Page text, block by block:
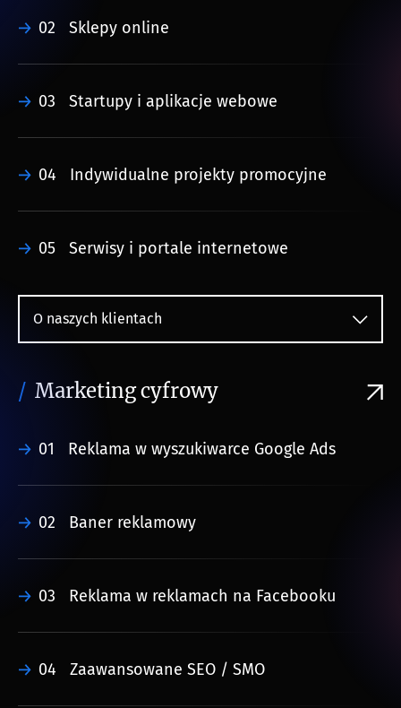
02 Sklepy online
03 Startupy i aplikacje webowe
04 Indywidualne projekty promocyjne
05 Serwisy i portale internetowe
O naszych klientach
Marketing cyfrowy
01 Reklama w wyszukiwarce Google Ads
02 Baner reklamowy
03 Reklama w reklamach na Facebooku
04 Zaawansowane SEO / SMO